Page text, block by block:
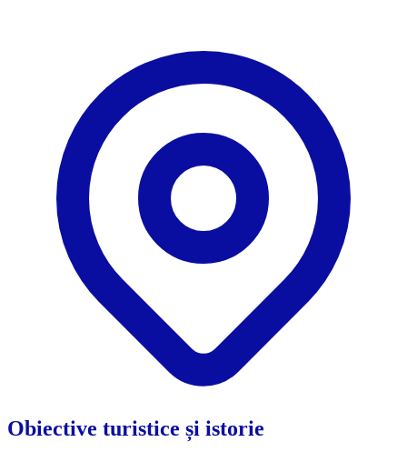
Obiective turistice și istorie